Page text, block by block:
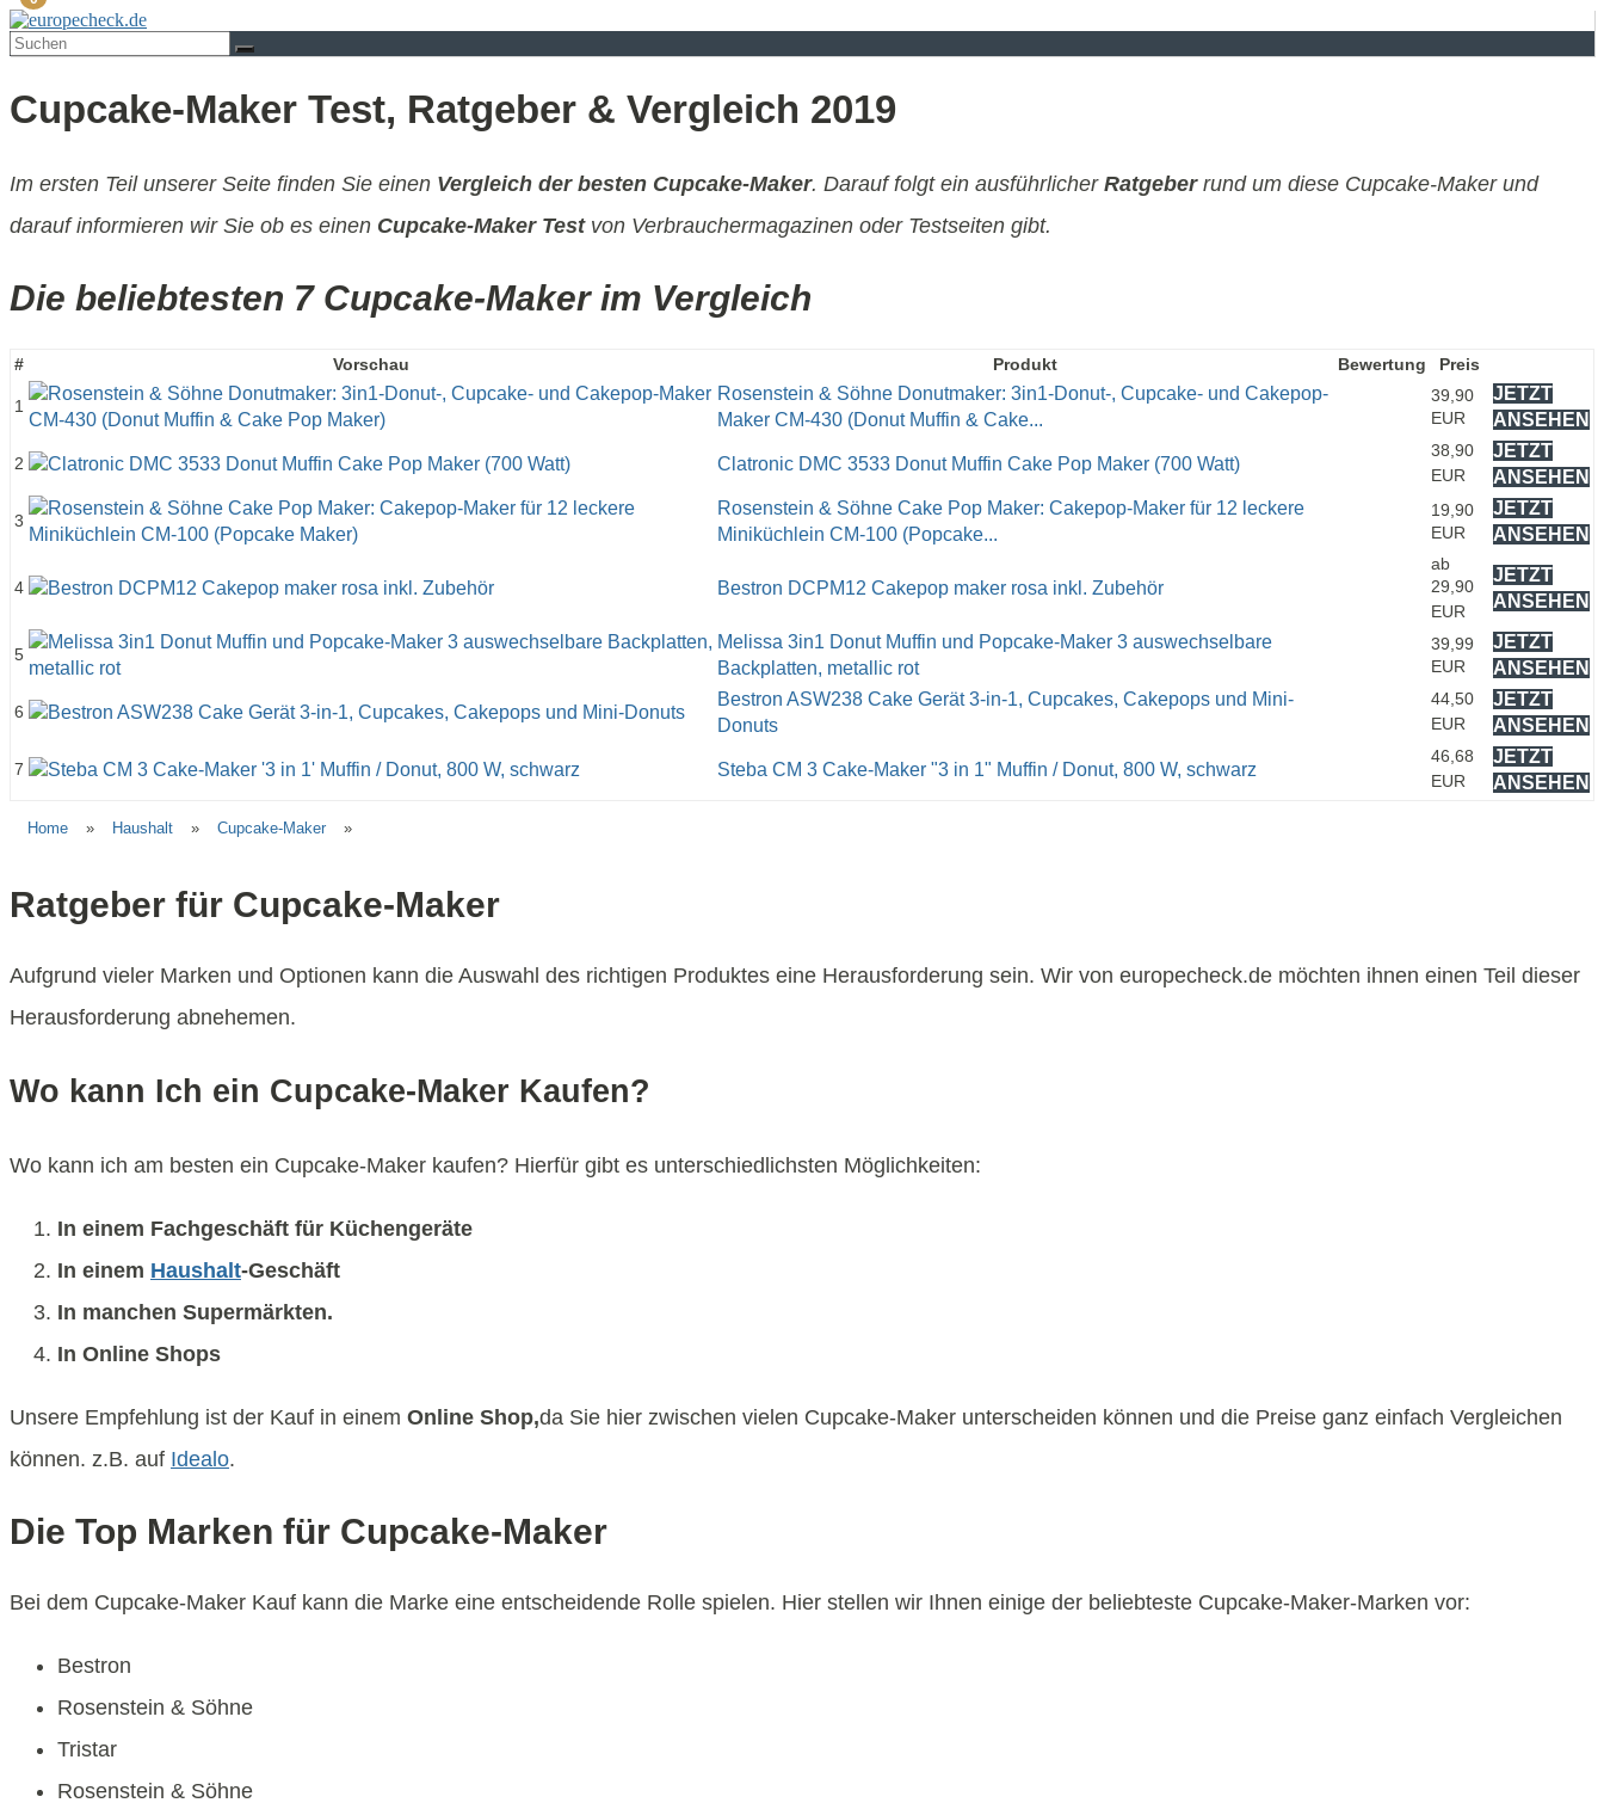
Cupcake-Maker Test, Ratgeber & Vergleich 2019
Im ersten Teil unserer Seite finden Sie einen Vergleich der besten Cupcake-Maker. Darauf folgt ein ausführlicher Ratgeberrund um diese Cupcake-Maker und
darauf informieren wir Sie ob es einen Cupcake-Maker Testvon Verbrauchermagazinen oder Testseiten gibt.
Die beliebtesten 7 Cupcake-Maker im Vergleich
# Vorschau Produkt Bewertung Preis
1
Rosenstein & Söhne Donutmaker: 3in1-Donut-, Cupcake- und Cakepop-
Maker CM-430 (Donut Muffin & Cake...
39,90
EUR
JETZT
ANSEHEN
2 Clatronic DMC 3533 Donut Muffin Cake Pop Maker (700 Watt)
38,90
EUR
JETZT
ANSEHEN
3
Rosenstein & Söhne Cake Pop Maker: Cakepop-Maker für 12 leckere
Miniküchlein CM-100 (Popcake...
19,90
EUR
JETZT
ANSEHEN
4 Bestron DCPM12 Cakepop maker rosa inkl. Zubehör
ab
29,90
EUR
JETZT
ANSEHEN
5
Melissa 3in1 Donut Muffin und Popcake-Maker 3 auswechselbare
Backplatten, metallic rot
39,99
EUR
JETZT
ANSEHEN
6
Bestron ASW238 Cake Gerät 3-in-1, Cupcakes, Cakepops und Mini-
Donuts
44,50
EUR
JETZT
ANSEHEN
7 Steba CM 3 Cake-Maker "3 in 1" Muffin / Donut, 800 W, schwarz
46,68
EUR
JETZT
ANSEHEN
Home » Haushalt » Cupcake-Maker »
Ratgeber für Cupcake-Maker
Aufgrund vieler Marken und Optionen kann die Auswahl des richtigen Produktes eine Herausforderung sein. Wir von europecheck.de möchten ihnen einen Teil dieser
Herausforderung abnehemen.
Wo kann Ich ein Cupcake-Maker Kaufen?
Wo kann ich am besten ein Cupcake-Maker kaufen? Hierfür gibt es unterschiedlichsten Möglichkeiten:
In einem Fachgeschäft für Küchengeräte
In einem Haushalt-Geschäft
In manchen Supermärkten.
In Online Shops
Unsere Empfehlung ist der Kauf in einem Online Shop,da Sie hier zwischen vielen Cupcake-Maker unterscheiden können und die Preise ganz einfach Vergleichen
können. z.B. auf Idealo.
Die Top Marken für Cupcake-Maker
Bei dem Cupcake-Maker Kauf kann die Marke eine entscheidende Rolle spielen. Hier stellen wir Ihnen einige der beliebteste Cupcake-Maker-Marken vor:
Bestron
Rosenstein & Söhne
Tristar
Rosenstein & Söhne